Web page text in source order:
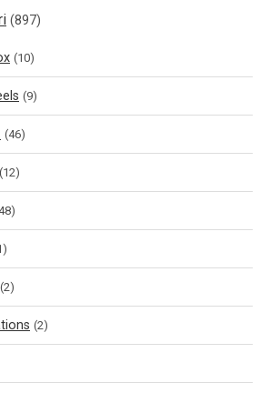
(897)
(10)
(9)
(46)
(12)
(2)
(2)